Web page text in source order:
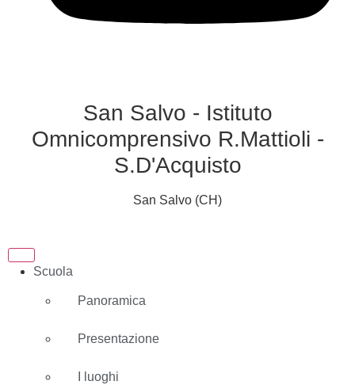
San Salvo - Istituto
Omnicomprensivo R.Mattioli -
S.D'Acquisto
San Salvo (CH)
Scuola
Panoramica
Presentazione
I luoghi